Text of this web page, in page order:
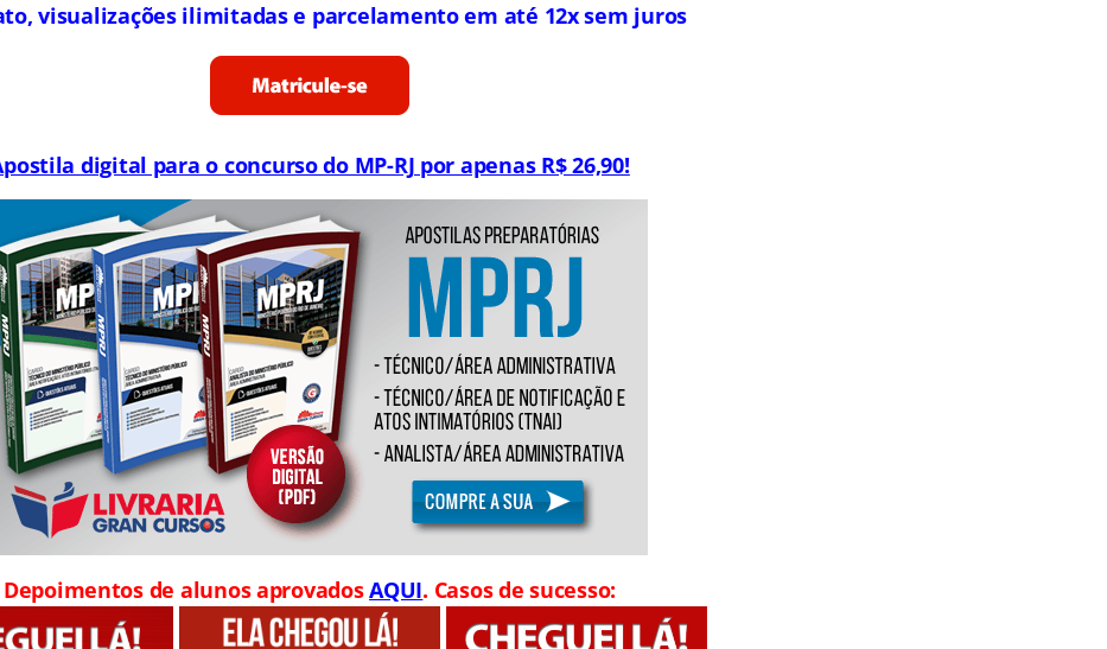
visualizações ilimitadas e parcelamento em até 12x sem juros
digital para o concurso do MP-RJ por apenas R$ 26,90!
Depoimentos de alunos aprovadosAQUI. Casos de sucesso: